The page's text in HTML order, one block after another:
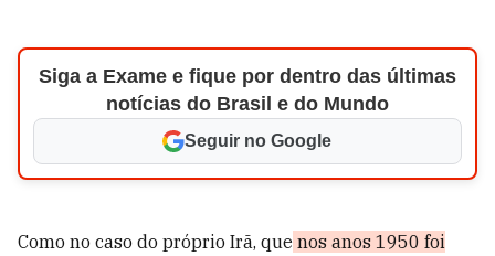
Siga a Exame e fique por dentro das últimas
notícias do Brasil e do Mundo
Seguir no Google
Como no caso do próprio Irã, que nos anos 1950 foi